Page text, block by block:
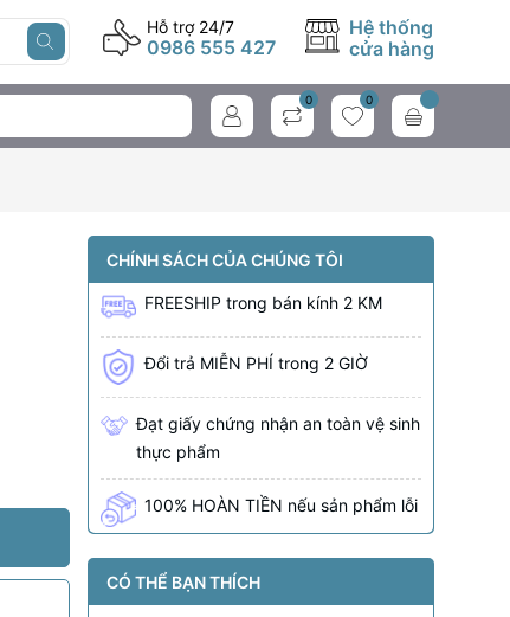
Hỗ trợ 24/7
0986 555 427
Hệ thống
cửa hàng
0 0
CHÍNH SÁCH CỦA CHÚNG TÔI
FREESHIP trong bán kính 2 KM
Đổi trả MIỄN PHÍ trong 2 GIỜ
Đạt giấy chứng nhận an toàn vệ sinh
thực phẩm
100% HOÀN TIỀN nếu sản phẩm lỗi
CÓ THỂ BẠN THÍCH